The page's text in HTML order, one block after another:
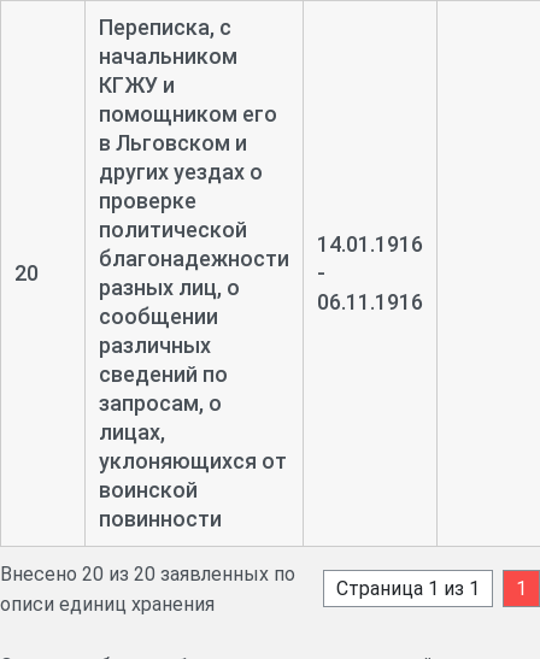
20
Переписка, с
начальником
КГЖУ и
помощником его
в Льговском и
других уездах о
проверке
политической
благонадежности
разных лиц, о
сообщении
различных
сведений по
запросам, о
лицах,
уклоняющихся от
воинской
повинности
14.01.1916
-
06.11.1916
Внесено 20 из 20 заявленных по
описи единиц хранения
Страница 1 из 1 1